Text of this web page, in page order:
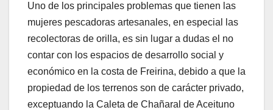
Uno de los principales problemas que tienen las
mujeres pescadoras artesanales, en especial las
recolectoras de orilla, es sin lugar a dudas el no
contar con los espacios de desarrollo social y
económico en la costa de Freirina, debido a que la
propiedad de los terrenos son de carácter privado,
exceptuando la Caleta de Chañaral de Aceituno